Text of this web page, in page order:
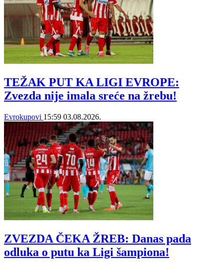
TEŽAK PUT KA LIGI EVROPE:
Zvezda nije imala sreće na žrebu!
Evrokupovi 15:59 03.08.2026.
ZVEZDA ČEKA ŽREB: Danas pada
odluka o putu ka Ligi šampiona!